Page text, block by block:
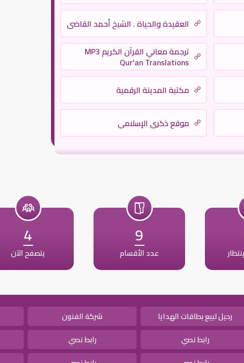
العقيدة والحياة . الشيخ أحمد القاضي
ترجمة معاني القرآن الكريم MP3
Qur'an Translations
مكتبة المدينة الرقمية
موقع ذكرى الإسلامي
9
عدد الأقسام
4
يتصفح الآن
رحيل لبيع بطاقات الهدايا شركة الفنون
رابط نصي رابط نصي